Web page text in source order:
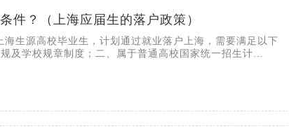
件？（上海应届生的落户政策）
生源高校毕业生，计划通过就业落户上海，需要满足以下
及学校规章制度；二、属于普通高校国家统一招生计...